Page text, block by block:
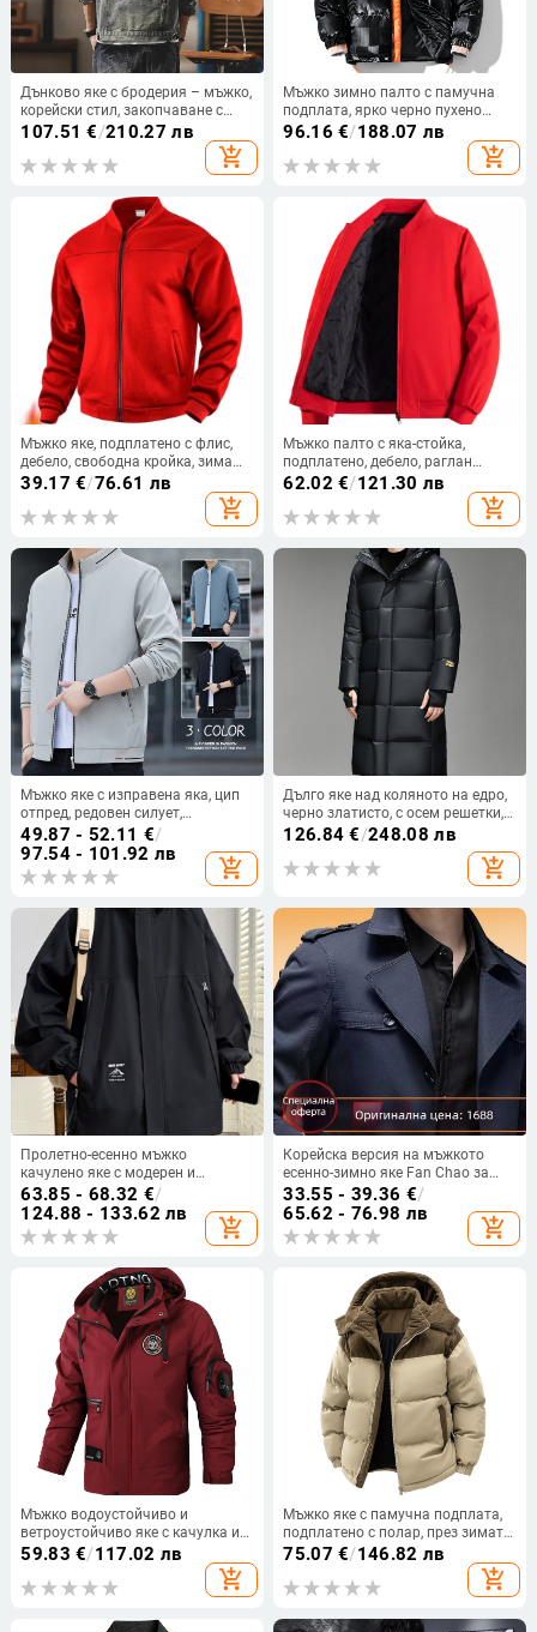
Дънково яке с бродерия – мъжко,
корейски стил, закопчаване с
един ред копчета, четири сезона
107.51 €/210.27 лв
add_shopping_cart
Мъжко зимно палто с памучна
подплата, ярко черно пухено
палто с памучна подплата,
качулка от дебела, ярко кожена,
универсално яке с памучна
96.16 €/188.07 лв
add_shopping_cart
Мъжко яке, подплатено с флис,
дебело, свободна кройка, зима
2024, памучна смес 65% памук
39.17 €/76.61 лв
add_shopping_cart
Мъжко палто с яка-стойка,
подплатено, дебело, раглан
ръкави, цип
62.02 €/121.30 лв
add_shopping_cart
Мъжко яке с изправена яка, цип
отпред, редовен силует,
едноцветно, полиестерова
смесена материя
49.87 - 52.11 €/
97.54 - 101.92 лв
add_shopping_cart
Дълго яке над коляното на едро,
черно златисто, с осем решетки,
за мъже и жени, в същия стил с
шапка, подплатено с полар,
дебело бяло яке от гъши пух
126.84 €/248.08 лв
add_shopping_cart
Пролетно-есенно мъжко
качулено яке с модерен и
универсален стил, голям размер,
свободна кройка за ежедневието
63.85 - 68.32 €/
124.88 - 133.62 лв
add_shopping_cart
Корейска версия на мъжкото
есенно-зимно яке Fan Chao за
мъже на средна възраст,
висококачествен тренчкот, яке с
поларена подплата, ново
чувство за лидерство,
33.55 - 39.36 €/
65.62 - 76.98 лв
add_shopping_cart
Мъжко водоустойчиво и
ветроустойчиво яке с качулка и
цип, стояща яка, прав силует,
средна дължина, подплата от
полиестер.
59.83 €/117.02 лв
add_shopping_cart
Мъжко яке с памучна подплата,
подплатено с полар, през зимата
2024 г., ново дебело топло,
студоустойчиво яке с памучна
подплата, яке с памучна
отваря
75.07 €/146.82 лв
add_shopping_cart